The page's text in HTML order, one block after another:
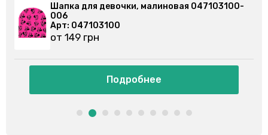
Шапка для девочки, малиновая 047103100-
006
Арт: 047103100
от 149 грн
Подробнее